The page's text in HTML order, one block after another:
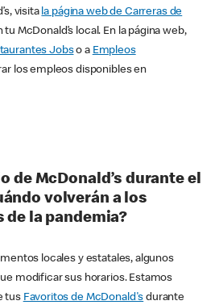
visita la página web de Carreras de
McDonald’s local. En la página web,
Jobso a Empleos
los empleos disponibles en
de McDonald’s durante el
volverán a los
de la pandemia?
locales y estatales, algunos
modificar sus horarios. Estamos
tus Favoritos de McDonald's durante